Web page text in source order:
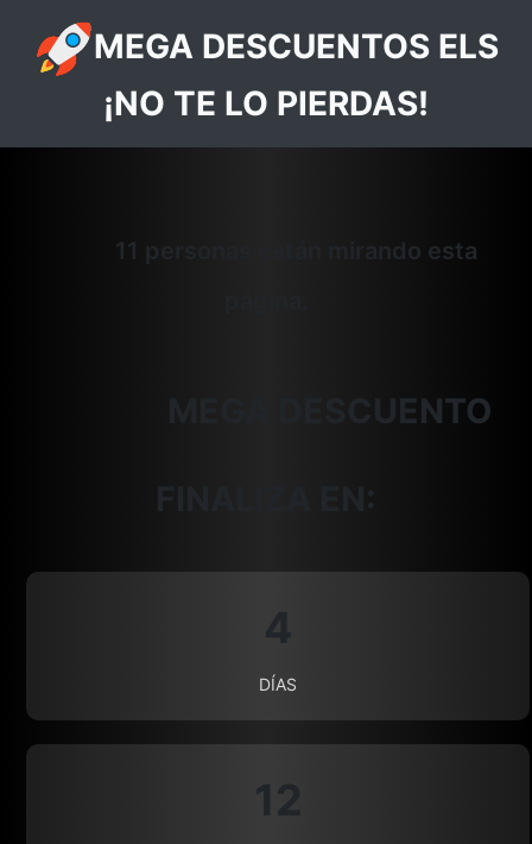
MEGA DESCUENTOS ELS
¡NO TE LO PIERDAS!
11 personas están mirando esta
MEGA DESCUENTO
4
DÍAS
12